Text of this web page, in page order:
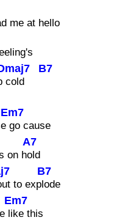
me at hello
cold
B7
Em7
go cause
on h
A7
old
to exp
B7
lode
li
Em7
ke this